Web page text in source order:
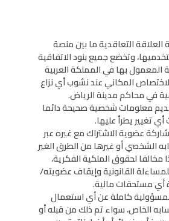
العلاقة التعاقدية ما بين منصة
وتخضع جميع بنود الاتفاقية
المعمول بها في المملكة العربية
المكاني عند نشوب أي نزاع
في محاكم مدينة الرياض.
معلومات شخصية صحيحة دائما
تغيير يطرأ عليها.
عضوية الاشتراك مع غيره عبر
الشخصي أو غيرها من الطرق الغير
لحقوق الملكية الفكرية،
القانونية وإيقاف عضويته/
أي مستحقات مالية.
كاملة عن أي استعمال
الخاص، سواء تم ذلك من قبله أو